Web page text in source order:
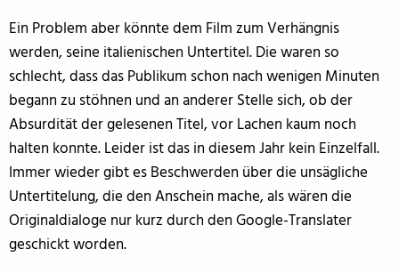
Ein Problem aber könnte dem Film zum Verhängnis
werden, seine italienischen Untertitel. Die waren so
schlecht, dass das Publikum schon nach wenigen Minuten
begann zu stöhnen und an anderer Stelle sich, ob der
Absurdität der gelesenen Titel, vor Lachen kaum noch
halten konnte. Leider ist das in diesem Jahr kein Einzelfall.
Immer wieder gibt es Beschwerden über die unsägliche
Untertitelung, die den Anschein mache, als wären die
Originaldialoge nur kurz durch den Google-Translater
geschickt worden.